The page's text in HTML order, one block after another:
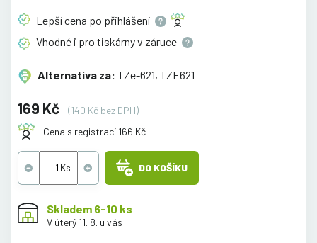
Lepší cena po přihlášení
Vhodné i pro tiskárny v záruce
Alternativa za: TZe-621, TZE621
169 Kč
(140 Kč bez DPH)
Cena s registrací 166 Kč
DO KOŠÍKU
Skladem 6-10 ks
V úterý 11. 8. u vás